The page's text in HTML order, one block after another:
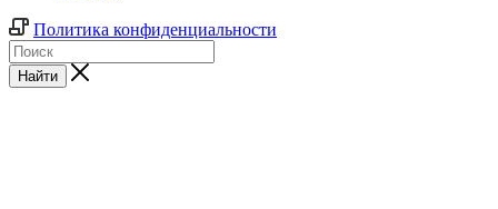
Политика конфиденциальности
Найти